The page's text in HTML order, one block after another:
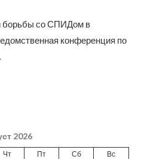
борьбы со СПИДом в
конференция по
2026
Чт Пт Сб Вс